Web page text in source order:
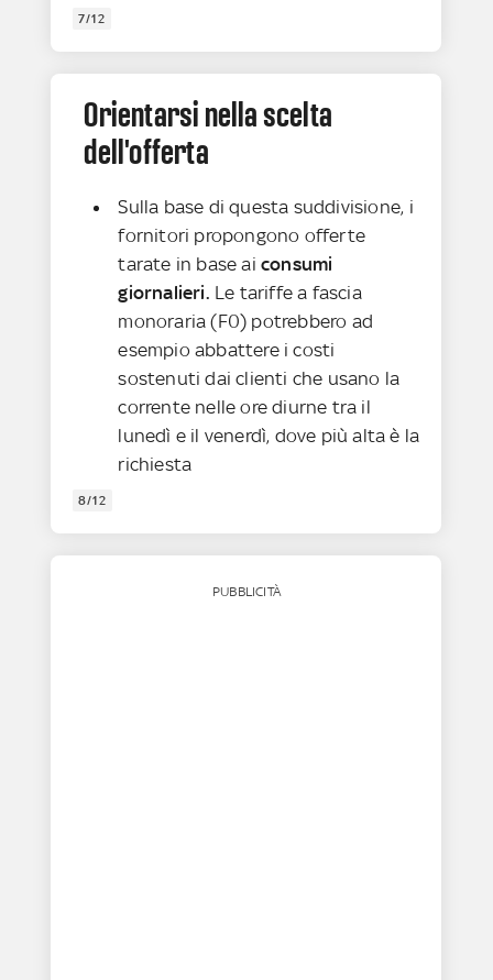
7/12
Orientarsi nella scelta
dell'offerta
Sulla base di questa suddivisione, i
fornitori propongono offerte
tarate in base aiconsumi
giornalieri. Le tariffe a fascia
monoraria (F0) potrebbero ad
esempio abbattere i costi
sostenuti dai clienti che usano la
corrente nelle ore diurne tra il
lunedì e il venerdì, dove più alta è la
richiesta
8/12
PUBBLICITÀ